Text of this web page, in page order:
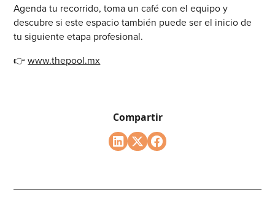
Agenda tu recorrido, toma un café con el equipo y
descubre si este espacio también puede ser el inicio de
tu siguiente etapa profesional.
👉www.thepool.mx
Compartir